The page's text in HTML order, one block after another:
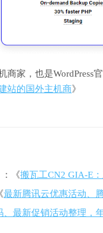
商家，也是WordPress
站的国外主机商》
《搬瓦工CN2 GIA-E
最新腾讯云优惠活动、
、最新促销活动整理，